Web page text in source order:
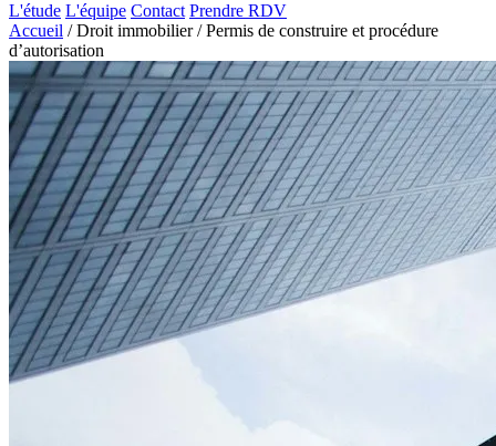
L'étude L'équipe Contact Prendre RDV
Accueil / Droit immobilier / Permis de construire et procédure
d’autorisation